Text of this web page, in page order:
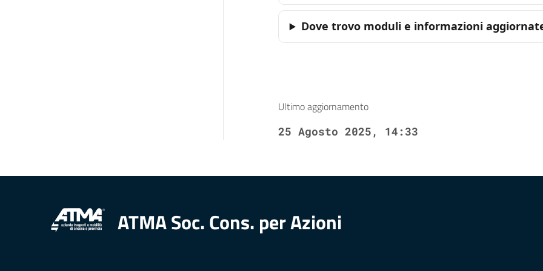
Dove trovo moduli e informazioni
Ultimo aggiornamento
25 Agosto 2025, 14:33
ATMA Soc. Cons. per Azioni